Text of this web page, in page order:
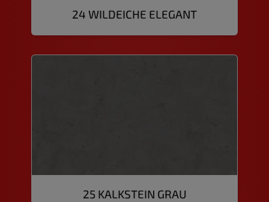
24 WILDEICHE ELEGANT
25 KALKSTEIN GRAU